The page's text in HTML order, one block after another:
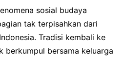
sosial budaya
tak terpisahkan dari
Tradisi kembali ke
berkumpul bersama keluarga